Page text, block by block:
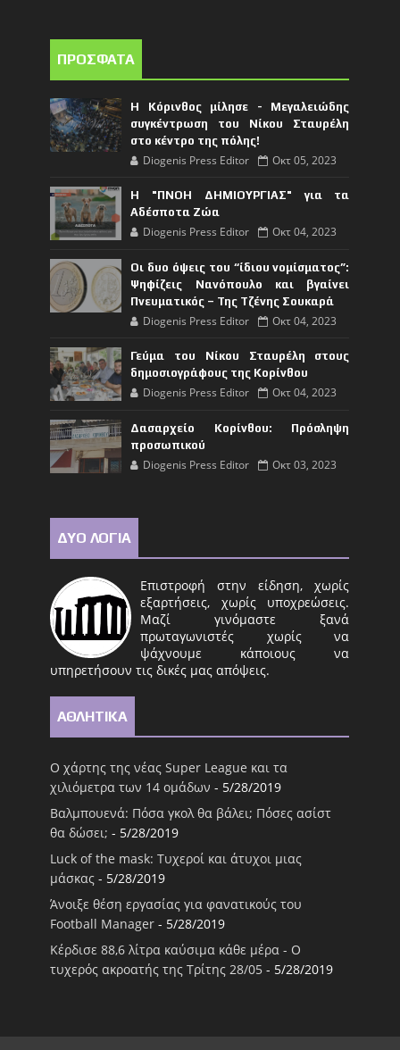
ΠΡΟΣΦΑΤΑ
Η Κόρινθος μίλησε - Μεγαλειώδης
συγκέντρωση του Νίκου Σταυρέλη
στο κέντρο της πόλης!
Diogenis Press Editor Οκτ 05, 2023
Η "ΠΝΟΗ ΔΗΜΙΟΥΡΓΙΑΣ" για τα
Αδέσποτα Ζώα
Diogenis Press Editor Οκτ 04, 2023
Οι δυο όψεις του “ίδιου νομίσματος”:
Ψηφίζεις Νανόπουλο και βγαίνει
Πνευματικός – Της Τζένης Σουκαρά
Diogenis Press Editor Οκτ 04, 2023
Γεύμα του Νίκου Σταυρέλη στους
δημοσιογράφους της Κορίνθου
Diogenis Press Editor Οκτ 04, 2023
Δασαρχείο Κορίνθου: Πρόσληψη
προσωπικού
Diogenis Press Editor Οκτ 03, 2023
ΔΥΟ ΛΟΓΙΑ
Επιστροφή στην είδηση, χωρίς
εξαρτήσεις, χωρίς υποχρεώσεις.
Μαζί γινόμαστε ξανά
πρωταγωνιστές χωρίς να
ψάχνουμε κάποιους να
υπηρετήσουν τις δικές μας απόψεις.
ΑΘΛΗΤΙΚΑ
Ο χάρτης της νέας Super League και τα
χιλιόμετρα των 14 ομάδων - 5/28/2019
Βαλμπουενά: Πόσα γκολ θα βάλει; Πόσες ασίστ
θα δώσει; - 5/28/2019
Luck of the mask: Τυχεροί και άτυχοι μιας
μάσκας - 5/28/2019
Άνοιξε θέση εργασίας για φανατικούς του
Football Μanager - 5/28/2019
Κέρδισε 88,6 λίτρα καύσιμα κάθε μέρα - Ο
τυχερός ακροατής της Τρίτης 28/05 - 5/28/2019